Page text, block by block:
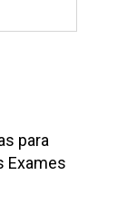
para
Exames